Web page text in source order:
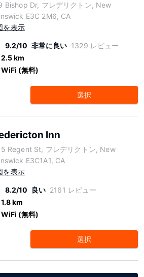
Bishop Dr, フレデリクトン, New
E3C 2M6, CA
を表示
9.2/10 非常に良い 1329 レビュー
2.5 km
WiFi (無料)
選択
Inn
Regent St, フレデリクトン, New
E3C1A1, CA
を表示
8.2/10 良い 2161 レビュー
1.8 km
WiFi (無料)
選択